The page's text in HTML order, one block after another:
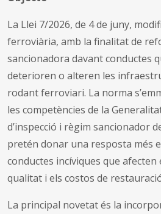
La Llei 7/2026, de 4 de juny,
ferroviària, amb la finalitat de
sancionadora davant conductes
deterioren o alteren les
rodant ferroviari. La norma
les competències de la
d’inspecció i règim sancionador
pretén donar una resposta més
conductes incíviques que afecten
qualitat i els costos de
La principal novetat és la